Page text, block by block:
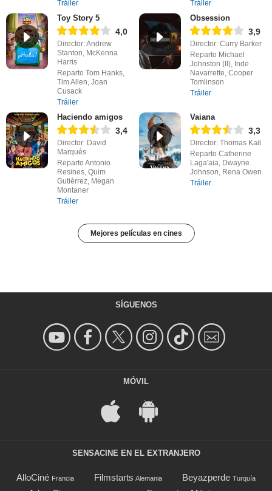
Tráiler
Tráiler
Toy Story 5
4,0
Director: Andrew
Stanton, McKenna
Harris
Reparto Tom Hanks,
Tim Allen, Joan
Cusack
Tráiler
Obsession
3,9
Director: Curry Barker
Reparto Michael
Johnston (II), Inde
Navarrette, Cooper
Tomlinson
Tráiler
Haciendo amigos
3,4
Director: David
Marqués
Reparto Antonio
Resines, Quim
Gutiérrez, Megan
Montaner
Tráiler
Vaiana
3,3
Director: Thomas Kail
Reparto Catherine
Laga'aia, Dwayne
Johnson, Rena Owen
Tráiler
Mejores películas en cines
SÍGUENOS
MÓVIL
SENSACINE EN EL EXTRANJERO
AlloCiné Francia Filmstarts Alemania Beyazperde Turquía